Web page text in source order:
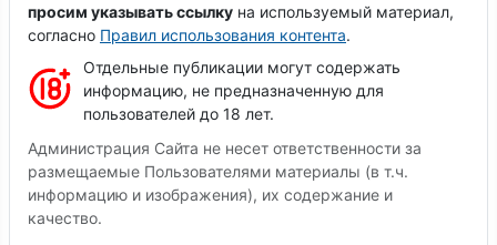
просим указывать ссылку на используемый материал,
согласно Правил использования контента.
Отдельные публикации могут содержать
информацию, не предназначенную для
пользователей до 18 лет.
Администрация Сайта не несет ответственности за
размещаемые Пользователями материалы (в т.ч.
информацию и изображения), их содержание и
качество.